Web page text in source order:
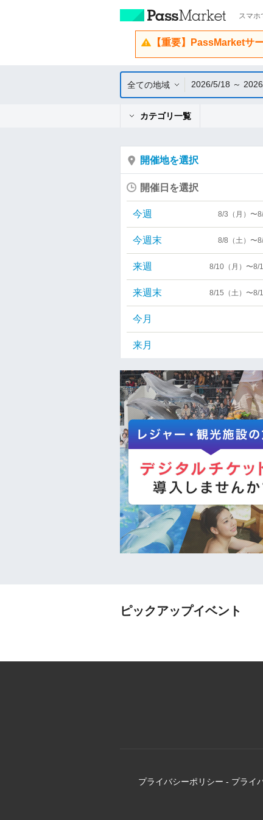
スマ
【重要】PassMarketサ
全ての地域 2026/5/18 ～
カテゴリ一覧
開催地を選択
開催日を選択
今週 8/3（月）〜8/
今週末 8/8（土）〜8/
来週 8/10（月）〜8/
来週末 8/15（土）〜8/
今月
来月
ピックアップイベント
プライバシーポリシー - プライ